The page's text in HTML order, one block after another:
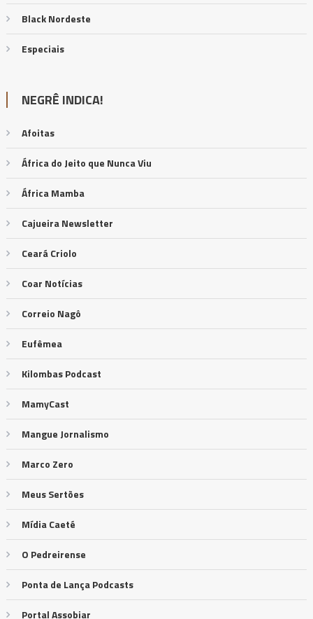
Black Nordeste
Especiais
NEGRÊ INDICA!
Afoitas
África do Jeito que Nunca Viu
África Mamba
Cajueira Newsletter
Ceará Criolo
Coar Notícias
Correio Nagô
Eufêmea
Kilombas Podcast
MamyCast
Mangue Jornalismo
Marco Zero
Meus Sertões
Mídia Caeté
O Pedreirense
Ponta de Lança Podcasts
Portal Assobiar